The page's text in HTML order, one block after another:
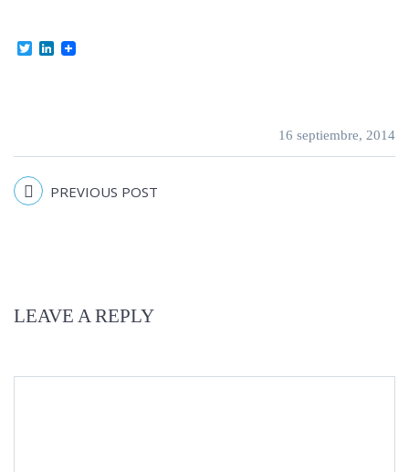
TwitterLinkedIn
16 septiembre, 2014
PREVIOUS POST
LEAVE A REPLY